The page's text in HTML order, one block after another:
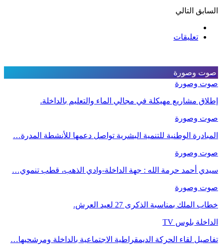
السابق التالي
تعليقات
صوت وصورة
صوت وصورة
إطلاق مشاريع مهيكلة في مجالي الماء والتعليم بالداخلة.
صوت وصورة
المبادرة الوطنية للتنمية البشرية تواصل دعمها للأنشطة المدرة…
صوت وصورة
سيدي أحمد حرمة الله : جهة الداخلة-وادي الذهب، قطب تنموي…
صوت وصورة
خطاب الملك بمناسبة الذكرى 27 لعيد العرش.
الداخلة بلوس TV
تفاصيل لقاء الحركة الديمقراطية الاجتماعية بالداخلة ومرشحيها…